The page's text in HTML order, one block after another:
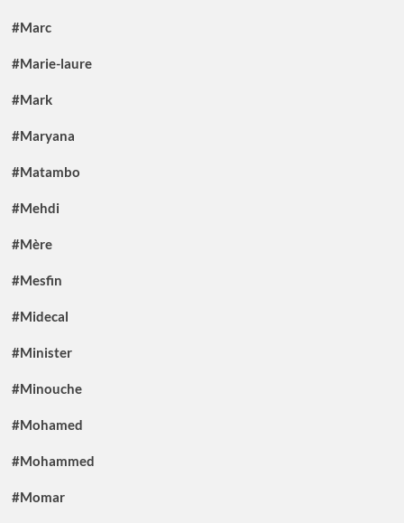
#Marc
#Marie-laure
#Mark
#Maryana
#Matambo
#Mehdi
#Mère
#Mesfin
#Midecal
#Minister
#Minouche
#Mohamed
#Mohammed
#Momar